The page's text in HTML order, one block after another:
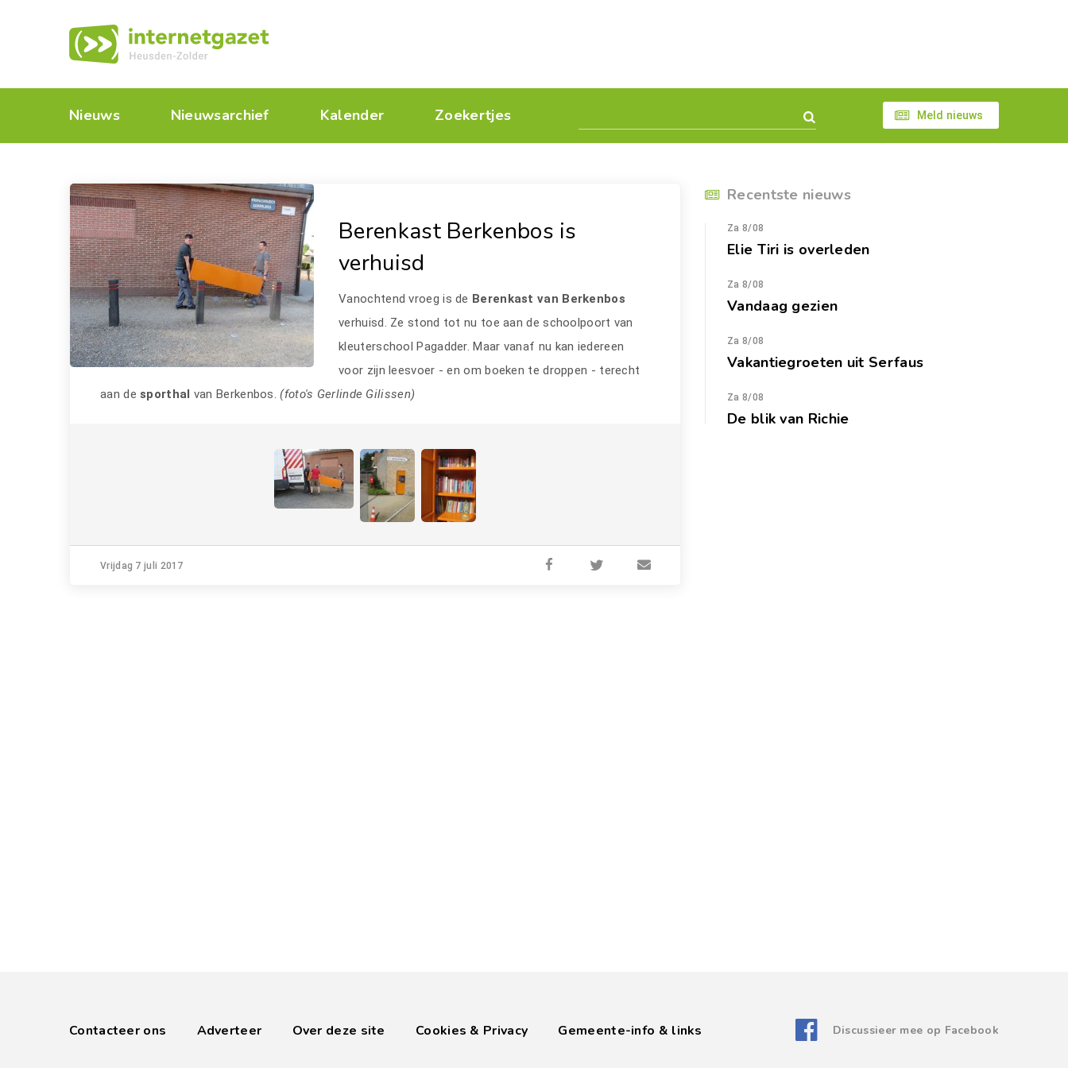
Nieuws Nieuwsarchief Kalender Zoekertjes Meld nieuws
Berenkast Berkenbos is
verhuisd
Vanochtend vroeg is de Berenkast van Berkenbos
verhuisd. Ze stond tot nu toe aan de schoolpoort van
kleuterschool Pagadder. Maar vanaf nu kan iedereen
voor zijn leesvoer - en om boeken te droppen - terecht
aan desporthal van Berkenbos. (foto's Gerlinde Gilissen)
Vrijdag 7 juli 2017
Recentste nieuws
Za 8/08
Elie Tiri is overleden
Za 8/08
Vandaag gezien
Za 8/08
Vakantiegroeten uit Serfaus
Za 8/08
De blik van Richie
Contacteer ons Adverteer Over deze site Cookies & Privacy Gemeente-info & links Discussieer mee op Facebook